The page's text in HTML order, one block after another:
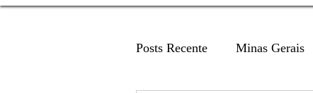
Posts Recente Minas Gerais